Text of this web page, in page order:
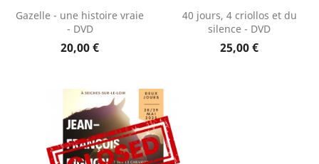
Gazelle - une histoire vraie
- DVD
20,00 €
40 jours, 4 criollos et du
silence - DVD
25,00 €